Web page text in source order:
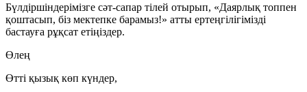
Бүлдіршіндерімізге сәт-сапар тілей отырып, «Даярлық топпен
қоштасып, біз мектепке барамыз!» атты ертеңгілігімізді
бастауға рұқсат етіңіздер.
Өлең
Өтті қызық көп күндер,